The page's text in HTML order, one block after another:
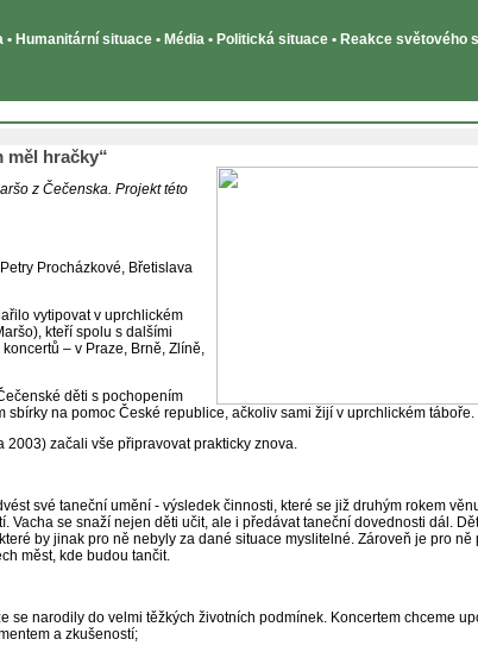
• Humanitární situace • Média • Politická situace • Reakce světového
měl hračky“
z Čečenska. Projekt této
Procházkové, Břetislava
vytipovat v uprchlickém
kteří spolu s dalšími
– v Praze, Brně, Zlíně,
děti s pochopením
na pomoc České republice, ačkoliv sami žijí v uprchlickém táboře.
2003) začali vše připravovat prakticky znova.
své taneční umění - výsledek činnosti, které se již druhým rokem
se snaží nejen děti učit, ale i předávat taneční dovednosti dál.
by jinak pro ně nebyly za dané situace myslitelné. Zároveň je pro ně
měst, kde budou tančit.
narodily do velmi těžkých životních podmínek. Koncertem chceme
a zkušeností;